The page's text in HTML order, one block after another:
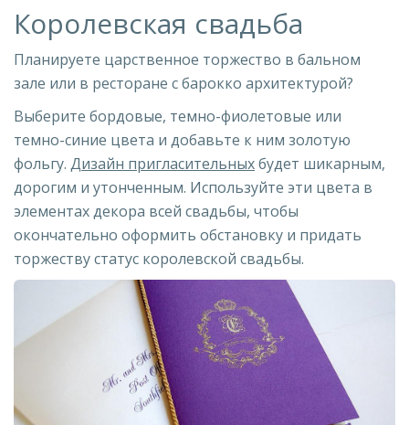
Королевская свадьба
Планируете царственное торжество в бальном
зале или в ресторане с барокко архитектурой?
Выберите бордовые, темно-фиолетовые или
темно-синие цвета и добавьте к ним золотую
фольгу. Дизайн пригласительныхбудет шикарным,
дорогим и утонченным. Используйте эти цвета в
элементах декора всей свадьбы, чтобы
окончательно оформить обстановку и придать
торжеству статус королевской свадьбы.